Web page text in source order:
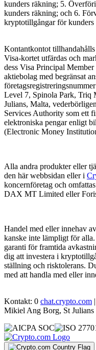
kunders räkning; 5.
kunders räkning; och 6.
kryptotillgångar för kunders
Kontantkontot
Visa-kortet utfärdas och
dess Visa Principal
aktiebolag med begränsat
Level 7, Spinola Park, Triq
Julians, Malta,
Services Authority som ett
elektroniska pengar enligt
(Electronic Money
Alla andra produkter eller
den här webbsidan eller i
koncernföretag och
DAX MT Limited eller
Handel med eller innehav
kanske inte lämpligt för
garanti för framtida
dig att investera i
ställning och risktolerans.
med att handla med eller
Kontakt: 0 chat.crypto.com
Mikiel Ang Borg, St Julians